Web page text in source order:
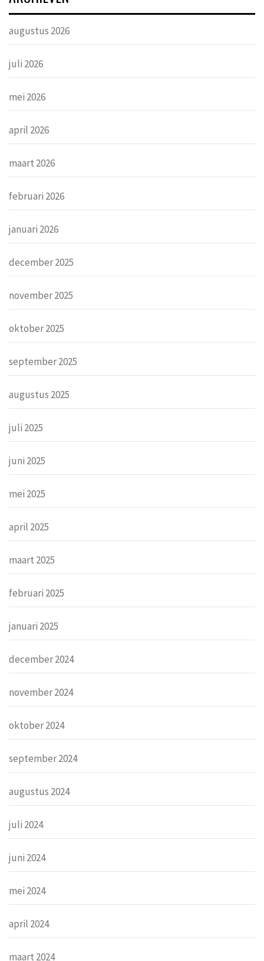
augustus 2026
juli 2026
mei 2026
april 2026
maart 2026
februari 2026
januari 2026
december 2025
november 2025
oktober 2025
september 2025
augustus 2025
juli 2025
juni 2025
mei 2025
april 2025
maart 2025
februari 2025
januari 2025
december 2024
november 2024
oktober 2024
september 2024
augustus 2024
juli 2024
juni 2024
mei 2024
april 2024
maart 2024